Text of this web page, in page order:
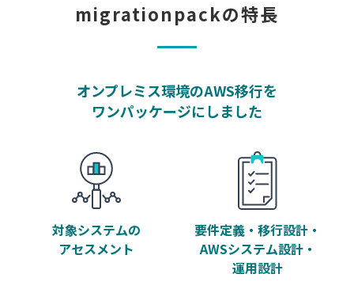
migrationpackの特長
オンプレミス環境のAWS移行を
ワンパッケージにしました
対象システムの
アセスメント
要件定義・移行設計・
AWSシステム設計・
運用設計